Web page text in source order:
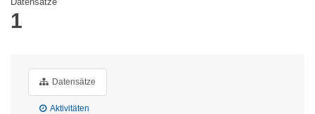
1
Datensätze
Aktivitäten